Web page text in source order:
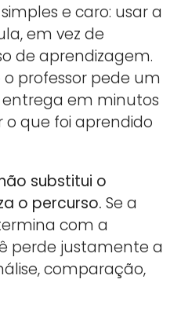
e caro: usar a
em vez de
de aprendizagem.
professor pede um
em minutos
o que foi aprendido
substitui o
o percurso. Se a
com a
perde justamente a
comparação,